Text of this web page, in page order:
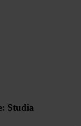
Studia